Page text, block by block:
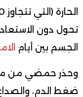
تحول دون
الجسم بين أيام
وحذر حمضي من
ضغط الدم،